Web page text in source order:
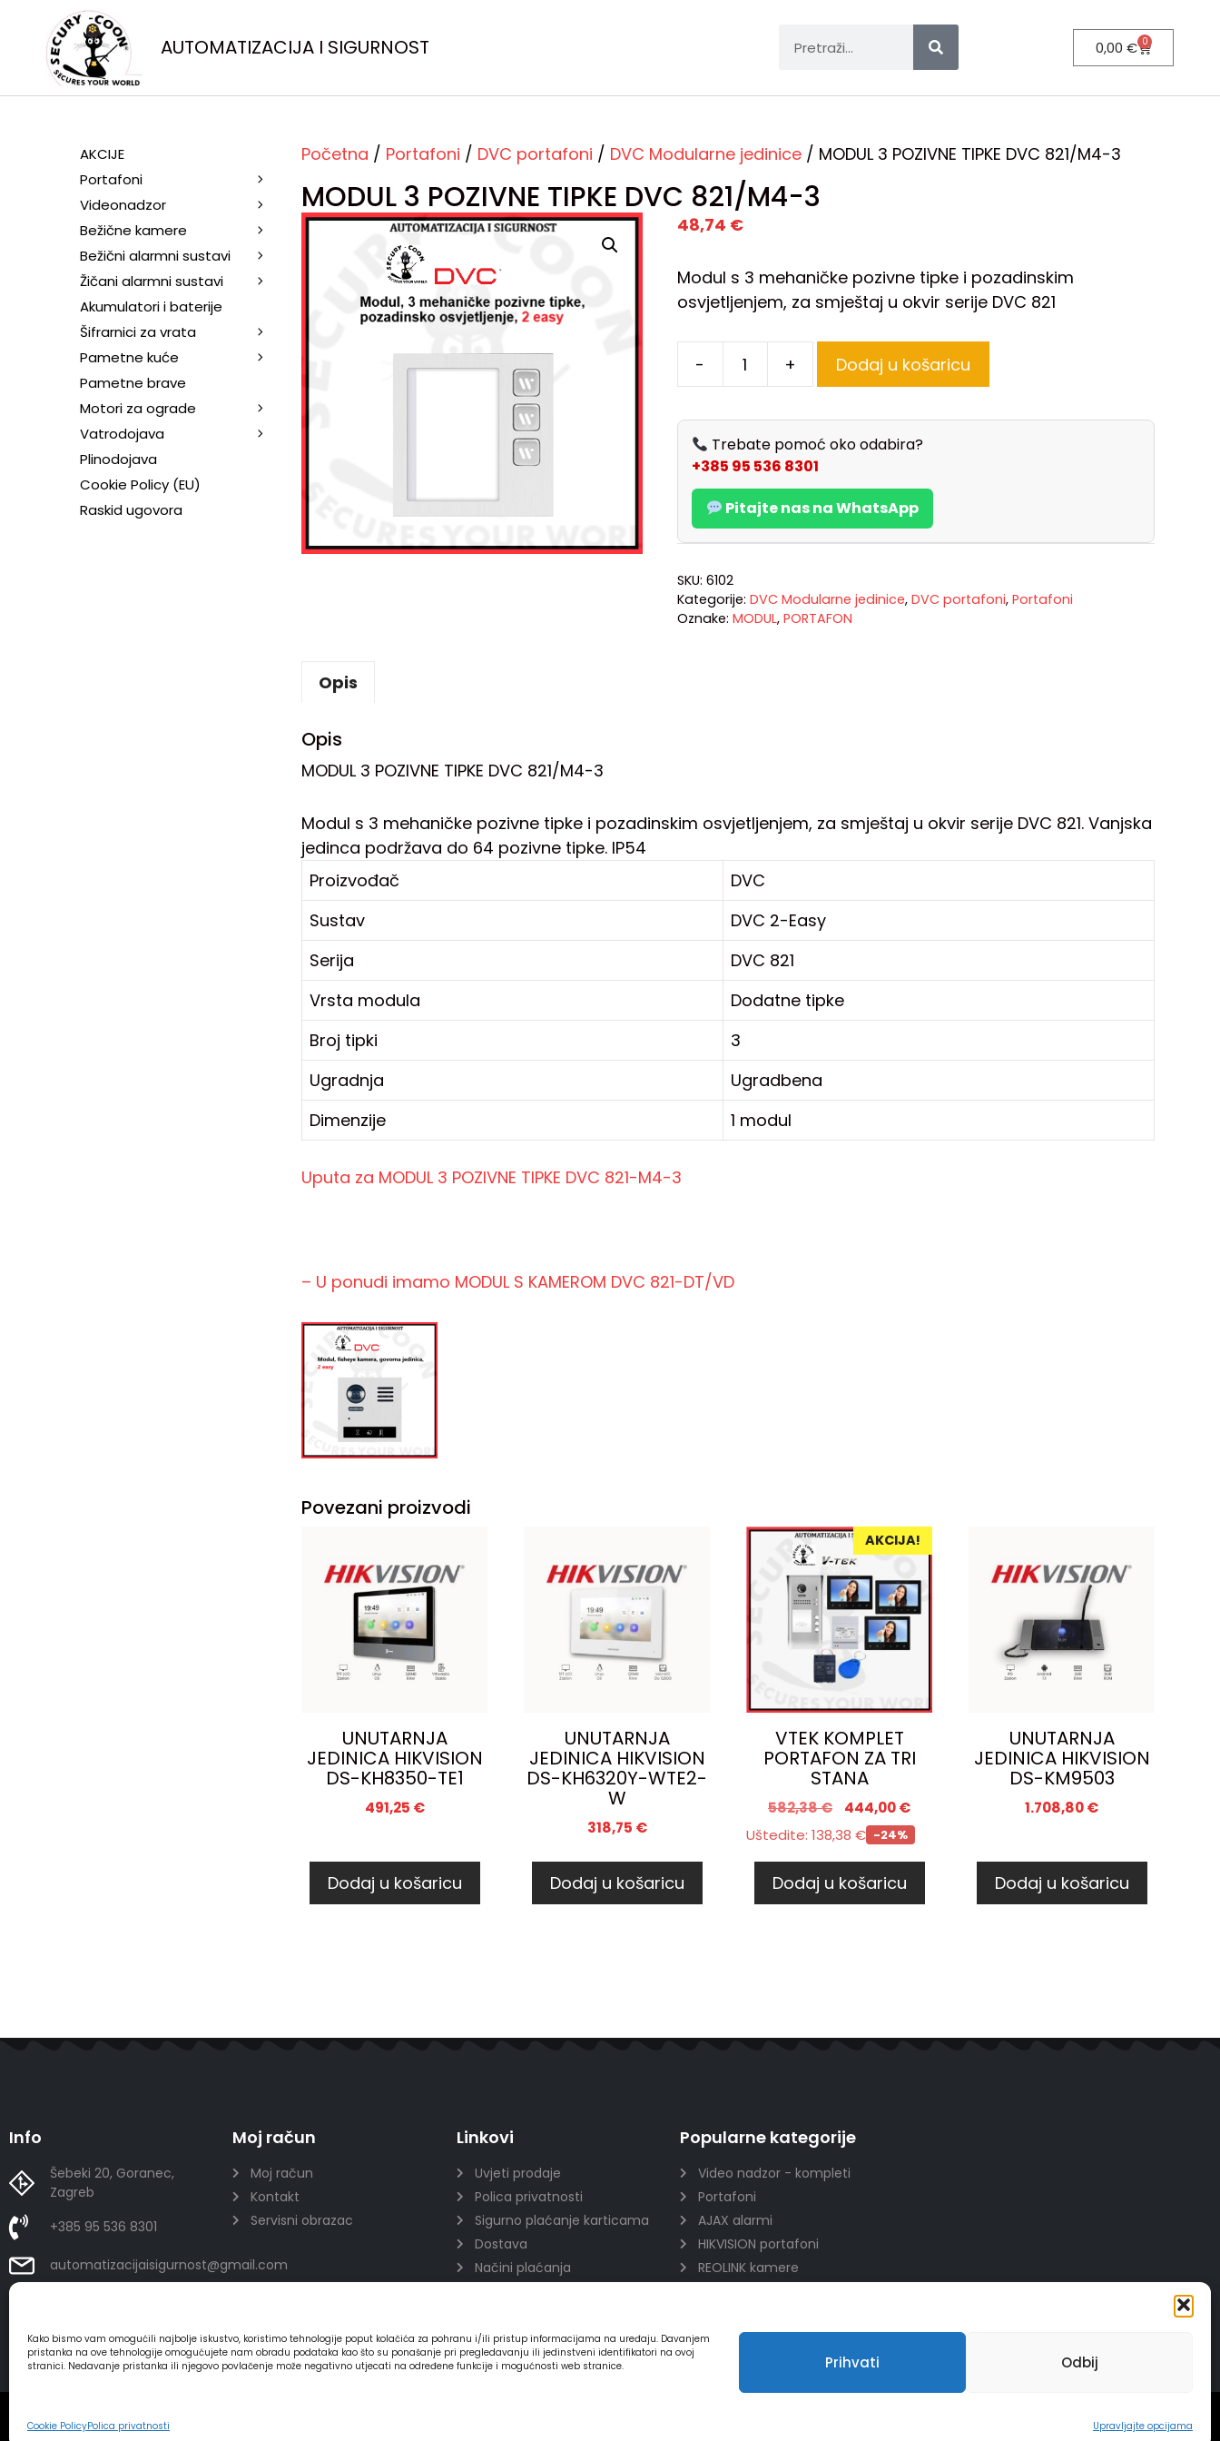
Kako bismo vam omogućili najbolje iskustvo, koristimo tehnologije poput kolačića za pohranu i/ili pristup informacijama na uređaju. Davanjem
pristanka na ove tehnologije omogućujete nam obradu podataka kao što su ponašanje pri pregledavanju ili jedinstveni identifikatori na ovoj
stranici. Nedavanje pristanka ili njegovo povlačenje može negativno utjecati na određene funkcije i mogućnosti web stranice.
Upravljajte opcijama
Prihvati Odbij
Cookie PolicyPolica privatnosti
AUTOMATIZACIJA I SIGURNOST 0,00€ 0
Početna / Portafoni / DVC portafoni / DVC Modularne jedinice / MODUL 3 POZIVNE TIPKE DVC 821/M4-3
MODUL 3 POZIVNE TIPKE DVC 821/M4-3
48,74 €
Modul s 3 mehaničke pozivne tipke i pozadinskim
osvjetljenjem, za smještaj u okvir serije DVC 821
- + Dodaj u košaricu
Trebate pomoć oko odabira?
+385 95 536 8301
Pitajte nas na WhatsApp
SKU: 6102
Kategorije: DVC Modularne jedinice, DVC portafoni, Portafoni
Oznake: MODUL, PORTAFON
Opis
Opis
MODUL 3 POZIVNE TIPKE DVC 821/M4-3
Modul s 3 mehaničke pozivne tipke i pozadinskim osvjetljenjem, za smještaj u okvir serije DVC 821. Vanjska
jedinca podržava do 64 pozivne tipke. IP54
Proizvođač
DVC
Sustav
DVC 2-Easy
Serija
DVC 821
Vrsta modula
Dodatne tipke
Broj tipki
3
Ugradnja
Ugradbena
Dimenzije
1 modul
Uputa za MODUL 3 POZIVNE TIPKE DVC 821-M4-3
– U ponudi imamo MODUL S KAMEROM DVC 821-DT/VD
Povezani proizvodi
UNUTARNJA
JEDINICA HIKVISION
DS-KH8350-TE1
491,25 €
Dodaj u košaricu
UNUTARNJA
JEDINICA HIKVISION
DS-KH6320Y-WTE2-
W
318,75 €
Dodaj u košaricu
AKCIJA!
VTEK KOMPLET
PORTAFON ZA TRI
STANA
582,38€ 444,00€
Uštedite: 138,38 € -24%
Dodaj u košaricu
UNUTARNJA
JEDINICA HIKVISION
DS-KM9503
1.708,80€
Dodaj u košaricu
AKCIJE
Portafoni
Videonadzor
Bežične kamere
Bežični alarmni sustavi
Žičani alarmni sustavi
Akumulatori i baterije
Šifrarnici za vrata
Pametne kuće
Pametne brave
Motori za ograde
Vatrodojava
Plinodojava
Cookie Policy (EU)
Raskid ugovora
Info
Šebeki 20, Goranec,
Zagreb
+385 95 536 8301
automatizacijaisigurnost@gmail.com
Moj račun
Moj račun
Kontakt
Servisni obrazac
Linkovi
Uvjeti prodaje
Polica privatnosti
Sigurno plaćanje karticama
Dostava
Načini plaćanja
Popularne kategorije
Video nadzor - kompleti
Portafoni
AJAX alarmi
HIKVISION portafoni
REOLINK kamere
2025 - Automatizacija i sigurnost INSERTIOWEB